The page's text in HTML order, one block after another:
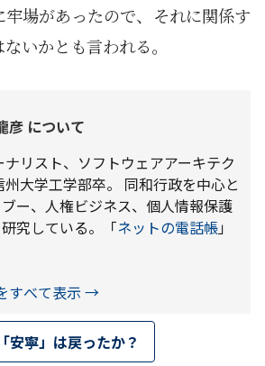
場があったので、それに関係す
いかとも言われる。
彦 について
ナリスト、ソフトウェアアーキテク
学工学部卒。 同和行政を中心と
ー、人権ビジネス、個人情報保護
究している。「ネットの電話帳」
すべて表示 →
安寧」は戻ったか？